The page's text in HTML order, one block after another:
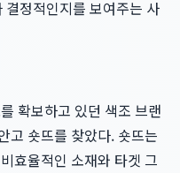
결정적인지를 보여주는 사
확보하고 있던 색조 브랜
고 숏뜨를 찾았다. 숏뜨는
효율적인 소재와 타겟 그